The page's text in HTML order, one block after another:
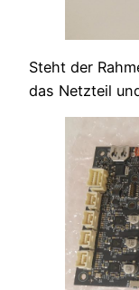
Steht der
das Netzteil